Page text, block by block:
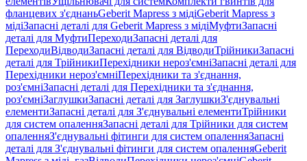
фланцевих з'єднаньGeberit Mapress з мідіGeberit Mapress з
мідіЗапасні деталі для Geberit Mapress з мідіМуфтиЗапасні
деталі для МуфтиПереходиЗапасні деталі для
ПереходиВідводиЗапасні деталі для ВідводиТрійникиЗапасні
деталі для ТрійникиПерехідники нероз'ємніЗапасні деталі для
Перехідники нероз'ємніПерехідники та з'єднання,
роз'ємніЗапасні деталі для Перехідники та з'єднання,
роз'ємніЗаглушкиЗапасні деталі для ЗаглушкиЗ'єднувальні
елементиЗапасні деталі для З'єднувальні елементиТрійники
для систем опаленняЗапасні деталі для Трійники для систем
опаленняЗ'єднувальні фітинги для систем опаленняЗапасні
деталі для З'єднувальні фітинги для систем опаленняGeberit